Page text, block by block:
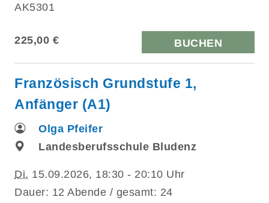
AK5301
225,00 € BUCHEN
Französisch Grundstufe 1,
Anfänger (A1)
Olga Pfeifer
Landesberufsschule Bludenz
Di. 15.09.2026, 18:30 - 20:10 Uhr
Dauer: 12 Abende / gesamt: 24